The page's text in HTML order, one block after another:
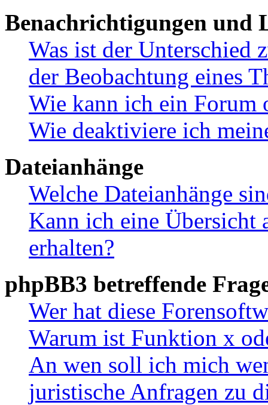
Benachrichtigungen und
Was ist der Unterschied
der Beobachtung eines
Wie kann ich ein Forum
Wie deaktiviere ich
Dateianhänge
Welche Dateianhänge
Kann ich eine Übersicht
erhalten?
phpBB3 betreffende
Wer hat diese
Warum ist Funktion x
An wen soll ich mich
juristische Anfragen zu